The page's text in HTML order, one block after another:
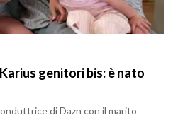
genitori bis: è nato
di Dazn con il marito